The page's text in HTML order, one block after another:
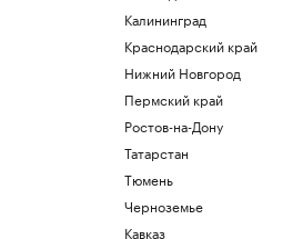
Калининград
Краснодарский край
Нижний Новгород
Пермский край
Ростов-на-Дону
Татарстан
Тюмень
Черноземье
Кавказ